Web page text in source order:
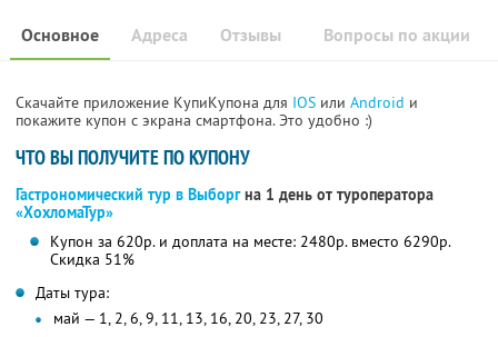
Основное Отзывы Вопросы по акции
Адреса
Скачайте приложение КупиКупона для IOS или Android и
покажите купон с экрана смартфона. Это удобно :)
ЧТО ВЫ ПОЛУЧИТЕ ПО КУПОНУ
Гастрономический тур в Выборгна 1 день от туроператора
«ХохломаТур»
Купон за 620р. и доплата на месте: 2480р. вместо 6290р.
Скидка 51%
Даты тура:
май — 1, 2, 6, 9, 11, 13, 16, 20, 23, 27, 30